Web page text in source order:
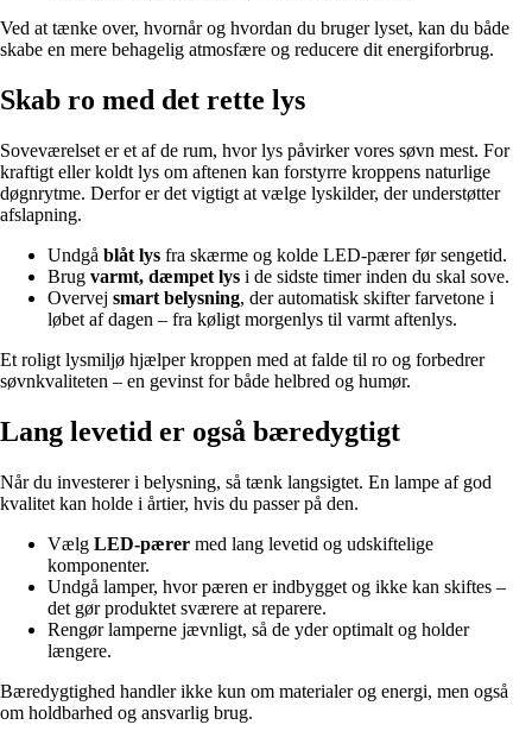
Ved at tænke over, hvornår og hvordan du bruger lyset, kan du både
skabe en mere behagelig atmosfære og reducere dit energiforbrug.
Skab ro med det rette lys
Soveværelset er et af de rum, hvor lys påvirker vores søvn mest. For
kraftigt eller koldt lys om aftenen kan forstyrre kroppens naturlige
døgnrytme. Derfor er det vigtigt at vælge lyskilder, der understøtter
afslapning.
Undgå blåt lys fra skærme og kolde LED-pærer før sengetid.
Brug varmt, dæmpet lys i de sidste timer inden du skal sove.
Overvej smart belysning, der automatisk skifter farvetone i
løbet af dagen – fra køligt morgenlys til varmt aftenlys.
Et roligt lysmiljø hjælper kroppen med at falde til ro og forbedrer
søvnkvaliteten – en gevinst for både helbred og humør.
Lang levetid er også bæredygtigt
Når du investerer i belysning, så tænk langsigtet. En lampe af god
kvalitet kan holde i årtier, hvis du passer på den.
Vælg LED-pærer med lang levetid og udskiftelige
komponenter.
Undgå lamper, hvor pæren er indbygget og ikke kan skiftes –
det gør produktet sværere at reparere.
Rengør lamperne jævnligt, så de yder optimalt og holder
længere.
Bæredygtighed handler ikke kun om materialer og energi, men også
om holdbarhed og ansvarlig brug.